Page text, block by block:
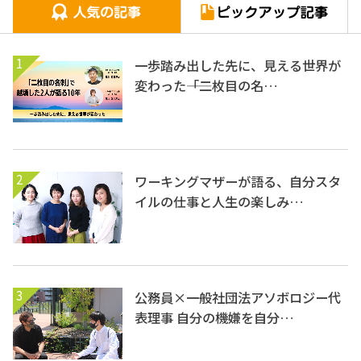
1
一歩踏み出した先に、見える世界が
変わった――「二枚目の名…
2
ワーキングマザーが語る、自分スタ
イルの仕事と人生の楽しみ…
3
公務員×一般社団法アソボロジー代
表理事 自分の機嫌を自分…